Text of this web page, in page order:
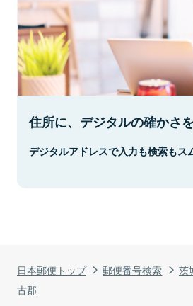
日本郵便トップ 郵便番号検索 茨
古郡
住所に、デジタルの確かさを
デジタルアドレスで入力も検索もス